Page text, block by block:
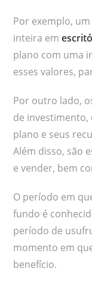
Por exemplo,
inteira em
plano com uma
esses valores,
Por outro lado,
de
plano e seus
Além disso, são
e vender, bem
O período em
fundo é
período de
momento em
benefício.